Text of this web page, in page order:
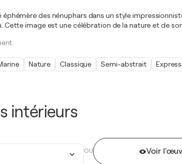
intérieurs
OU Voir
des nénuphars dans un style
Cette image est une célébration de la nature et de
Nature Classique Semi-abstrait